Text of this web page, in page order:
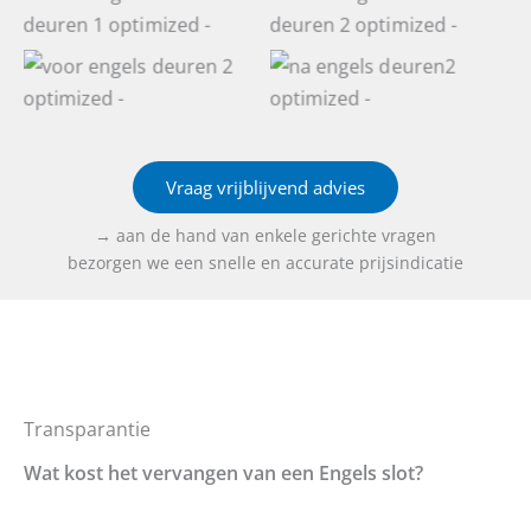
VOOR NA
Vraag vrijblijvend advies
→ aan de hand van enkele gerichte vragen
bezorgen we een snelle en accurate prijsindicatie
Transparantie
Wat kost het vervangen van een Engels slot?